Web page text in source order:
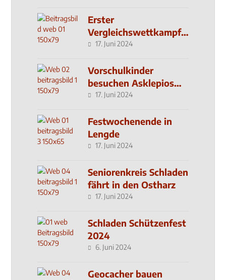
Erster
Vergleichswettkampf
seit 2019
17. Juni 2024
Vorschulkinder
besuchen Asklepios
Klinik
17. Juni 2024
Festwochenende in
Lengde
17. Juni 2024
Seniorenkreis Schladen
fährt in den Ostharz
17. Juni 2024
Schladen Schützenfest
2024
6. Juni 2024
Geocacher bauen